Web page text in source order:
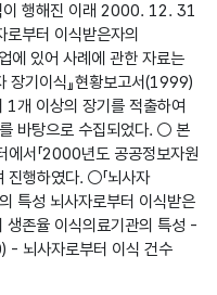
행해진 이래 2000. 12. 31
로부터 이식받은자의
에 있어 사례에 관한 자료는
장기이식』현황보고서(1999)
1개 이상의 장기를 적출하여
바탕으로 수집되었다. ○ 본
서「2000년도 공공정보자원
진행하였다. ○「뇌사자
특성 뇌사자로부터 이식받은
생존율 이식의료기관의 특성 -
뇌사자로부터 이식 건수